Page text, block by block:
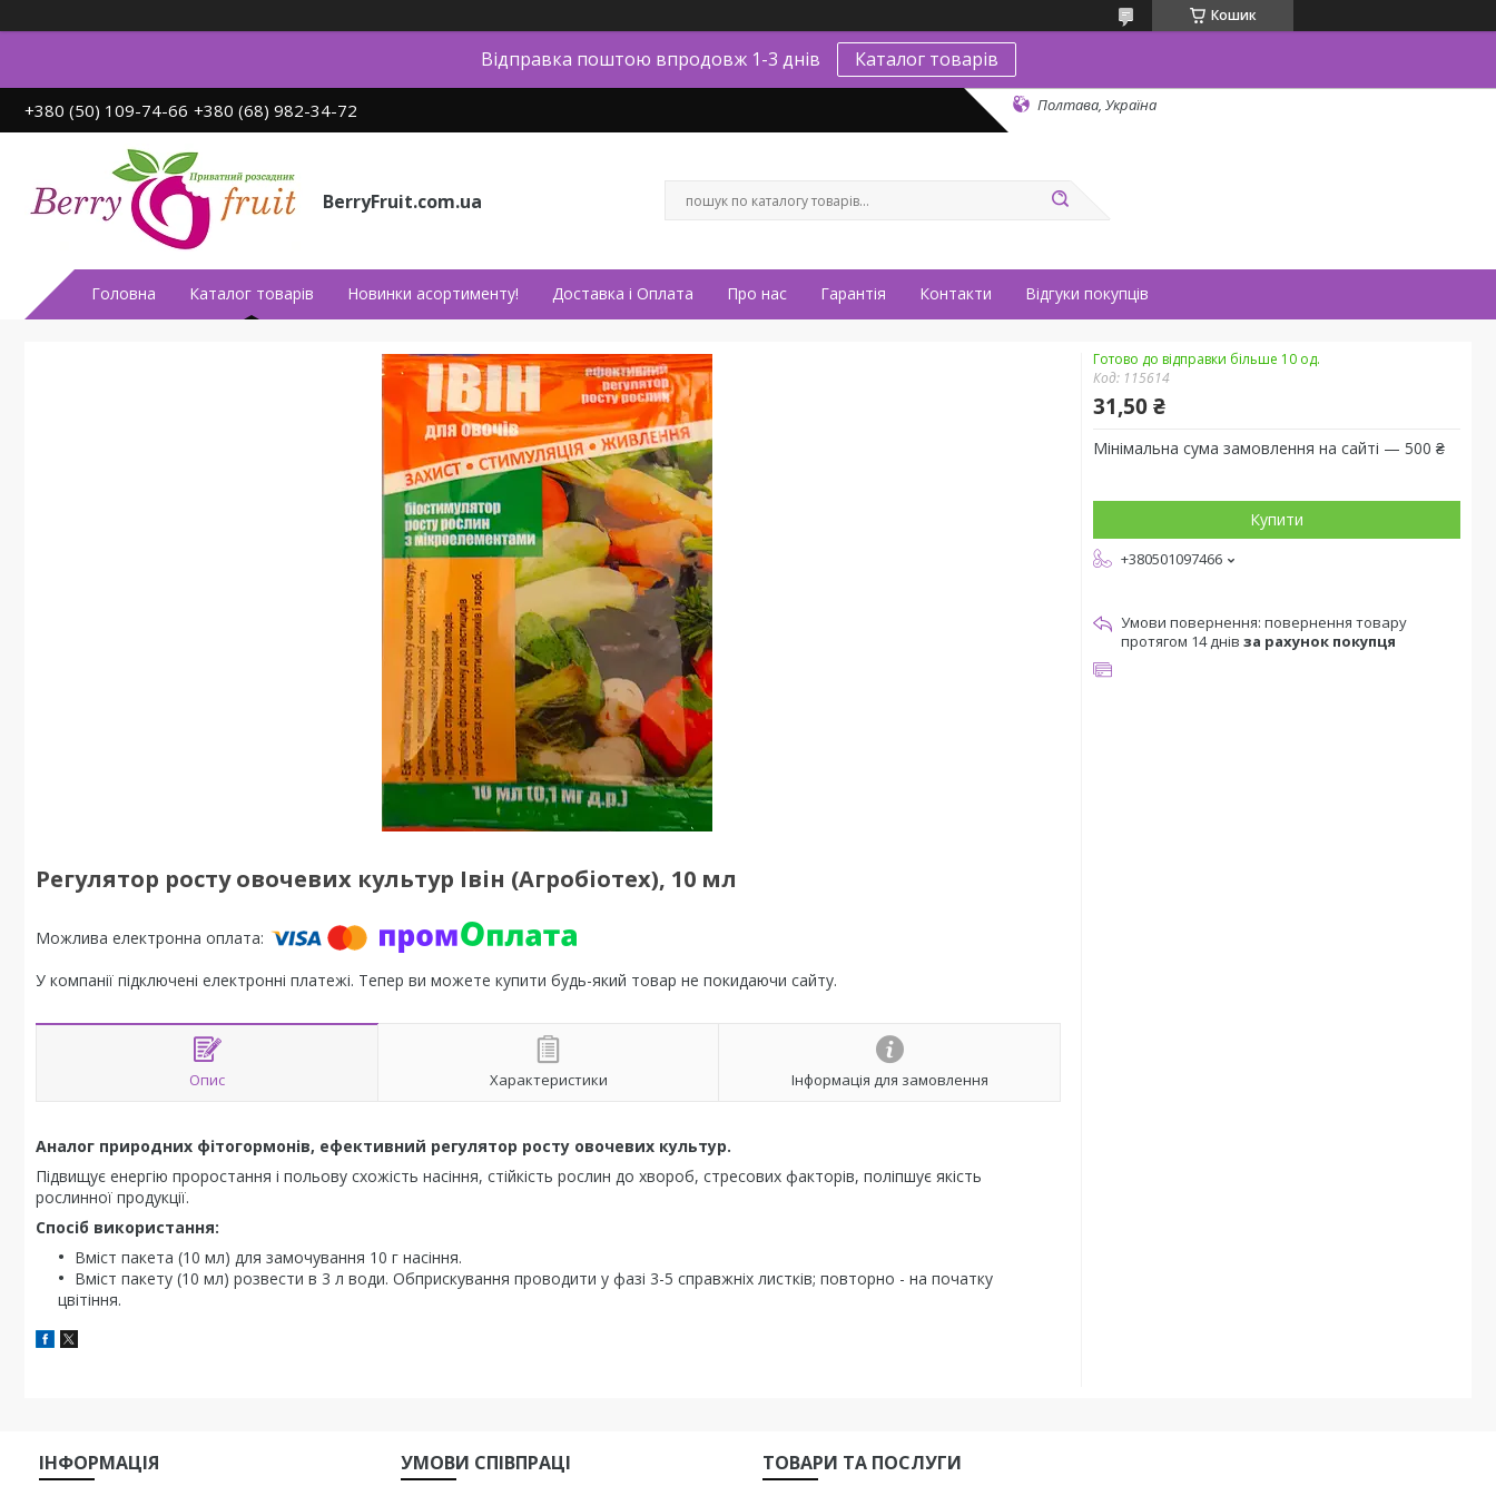
Кошик
Відправка поштою впродовж 1-3 днів Каталог товарів
+380 (50) 109-74-66 +380 (68) 982-34-72 Полтава, Україна
BerryFruit.com.ua
Головна Каталог товарів Новинки асортименту! Доставка і Оплата Про нас Гарантія Контакти Відгуки покупців
Регулятор росту овочевих культур Івін (Агробіотех), 10 мл
У компанії підключені електронні платежі. Тепер ви можете купити будь-який товар не покидаючи сайту.
Опис Характеристики Інформація для замовлення
Аналог природних фітогормонів, ефективний регулятор росту овочевих культур.
Підвищує енергію проростання і польову схожість насіння, стійкість рослин до хвороб, стресових факторів, поліпшує якість
рослинної продукції.
Спосіб використання:
Вміст пакета (10 мл) для замочування 10 г насіння.
Вміст пакету (10 мл) розвести в 3 л води. Обприскування проводити у фазі 3-5 справжніх листків; повторно - на початку
цвітіння.
Готово до відправки більше 10 од.
Код: 115614
31,50 ₴
Мінімальна сума замовлення на сайті — 500 ₴
Купити
+380501097466
повернення товару
протягом 14 днів за рахунок покупця
ІНФОРМАЦІЯ УМОВИ СПІВПРАЦІ ТОВАРИ ТА ПОСЛУГИ